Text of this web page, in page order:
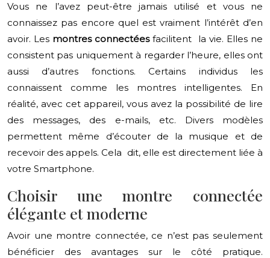
Vous ne l’avez peut-être jamais utilisé et vous ne
connaissez pas encore quel est vraiment l’intérêt d’en
avoir. Les montres connectéesfacilitent la vie. Elles ne
consistent pas uniquement à regarder l’heure, elles ont
aussi d’autres fonctions. Certains individus les
connaissent comme les montres intelligentes. En
réalité, avec cet appareil, vous avez la possibilité de lire
des messages, des e-mails, etc. Divers modèles
permettent même d’écouter de la musique et de
recevoir des appels. Cela dit, elle est directement liée à
votre Smartphone.
Choisir une montre connectée
élégante et moderne
Avoir une montre connectée, ce n’est pas seulement
bénéficier des avantages sur le côté pratique.